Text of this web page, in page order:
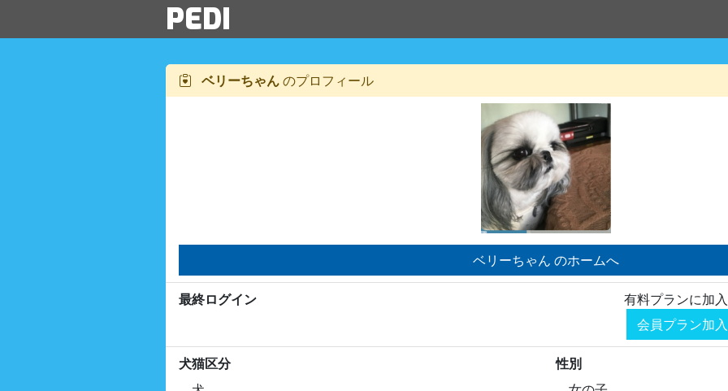
PEDI
ベリーちゃんのプロフィール
ベリーちゃん のホームへ
最終ログイン
有料プランに加
会員プラン加
犬猫区分
性別